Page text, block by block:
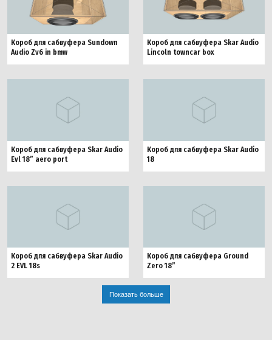
Короб для сабвуфера Sundown
Audio Zv6 in bmw
Короб для сабвуфера Skar Audio
Lincoln towncar box
Короб для сабвуфера Skar Audio
Evl 18” aero port
Короб для сабвуфера Skar Audio
18
Короб для сабвуфера Skar Audio
2 EVL 18s
Короб для сабвуфера Ground
Zero 18”
Показать больше